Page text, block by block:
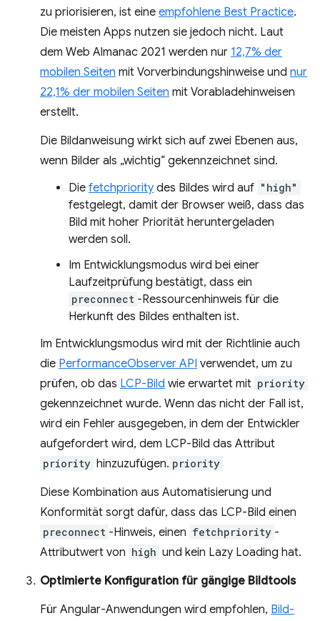
zu priorisieren, ist eine empfohlene Best Practice.
Die meisten Apps nutzen sie jedoch nicht. Laut
dem Web Almanac 2021 werden nur 12,7% der
mobilen Seiten mit Vorverbindungshinweise und nur
22,1% der mobilen Seiten mit Vorabladehinweisen
erstellt.
Die Bildanweisung wirkt sich auf zwei Ebenen aus,
wenn Bilder als „wichtig“ gekennzeichnet sind.
Die fetchpriority des Bildes wird auf "high"
festgelegt, damit der Browser weiß, dass das
Bild mit hoher Priorität heruntergeladen
werden soll.
Im Entwicklungsmodus wird bei einer
Laufzeitprüfung bestätigt, dass ein
preconnect -Ressourcenhinweis für die
Herkunft des Bildes enthalten ist.
Im Entwicklungsmodus wird mit der Richtlinie auch
die PerformanceObserver API verwendet, um zu
prüfen, ob das LCP-Bild wie erwartet mit priority
gekennzeichnet wurde. Wenn das nicht der Fall ist,
wird ein Fehler ausgegeben, in dem der Entwickler
aufgefordert wird, dem LCP-Bild das Attribut
priority hinzuzufügen. priority
Diese Kombination aus Automatisierung und
Konformität sorgt dafür, dass das LCP-Bild einen
preconnect -Hinweis, einen fetchpriority -
Attributwert von high und kein Lazy Loading hat.
Optimierte Konfiguration für gängige Bildtools
Für Angular-Anwendungen wird empfohlen, Bild-